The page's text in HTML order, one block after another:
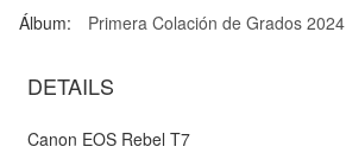
Álbum: Primera Colación de Grados 2024
DETAILS
Canon EOS Rebel T7